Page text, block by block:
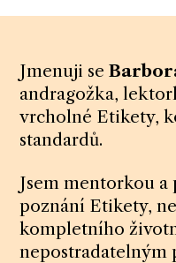
Jmenuji se
andragožka,
vrcholné Etikety,
standardů.
Jsem mentorkou a
poznání Etikety,
kompletního
nepostradatelným